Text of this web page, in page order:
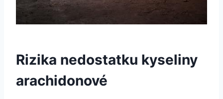
Rizika nedostatku kyseliny
arachidonové